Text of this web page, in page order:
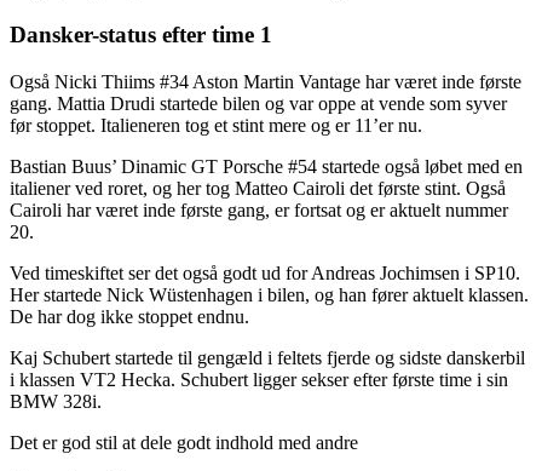
Dansker-status efter time 1
Også Nicki Thiims #34 Aston Martin Vantage har været inde første
gang. Mattia Drudi startede bilen og var oppe at vende som syver
før stoppet. Italieneren tog et stint mere og er 11’er nu.
Bastian Buus’ Dinamic GT Porsche #54 startede også løbet med en
italiener ved roret, og her tog Matteo Cairoli det første stint. Også
Cairoli har været inde første gang, er fortsat og er aktuelt nummer
20.
Ved timeskiftet ser det også godt ud for Andreas Jochimsen i SP10.
Her startede Nick Wüstenhagen i bilen, og han fører aktuelt klassen.
De har dog ikke stoppet endnu.
Kaj Schubert startede til gengæld i feltets fjerde og sidste danskerbil
i klassen VT2 Hecka. Schubert ligger sekser efter første time i sin
BMW 328i.
Det er god stil at dele godt indhold med andre